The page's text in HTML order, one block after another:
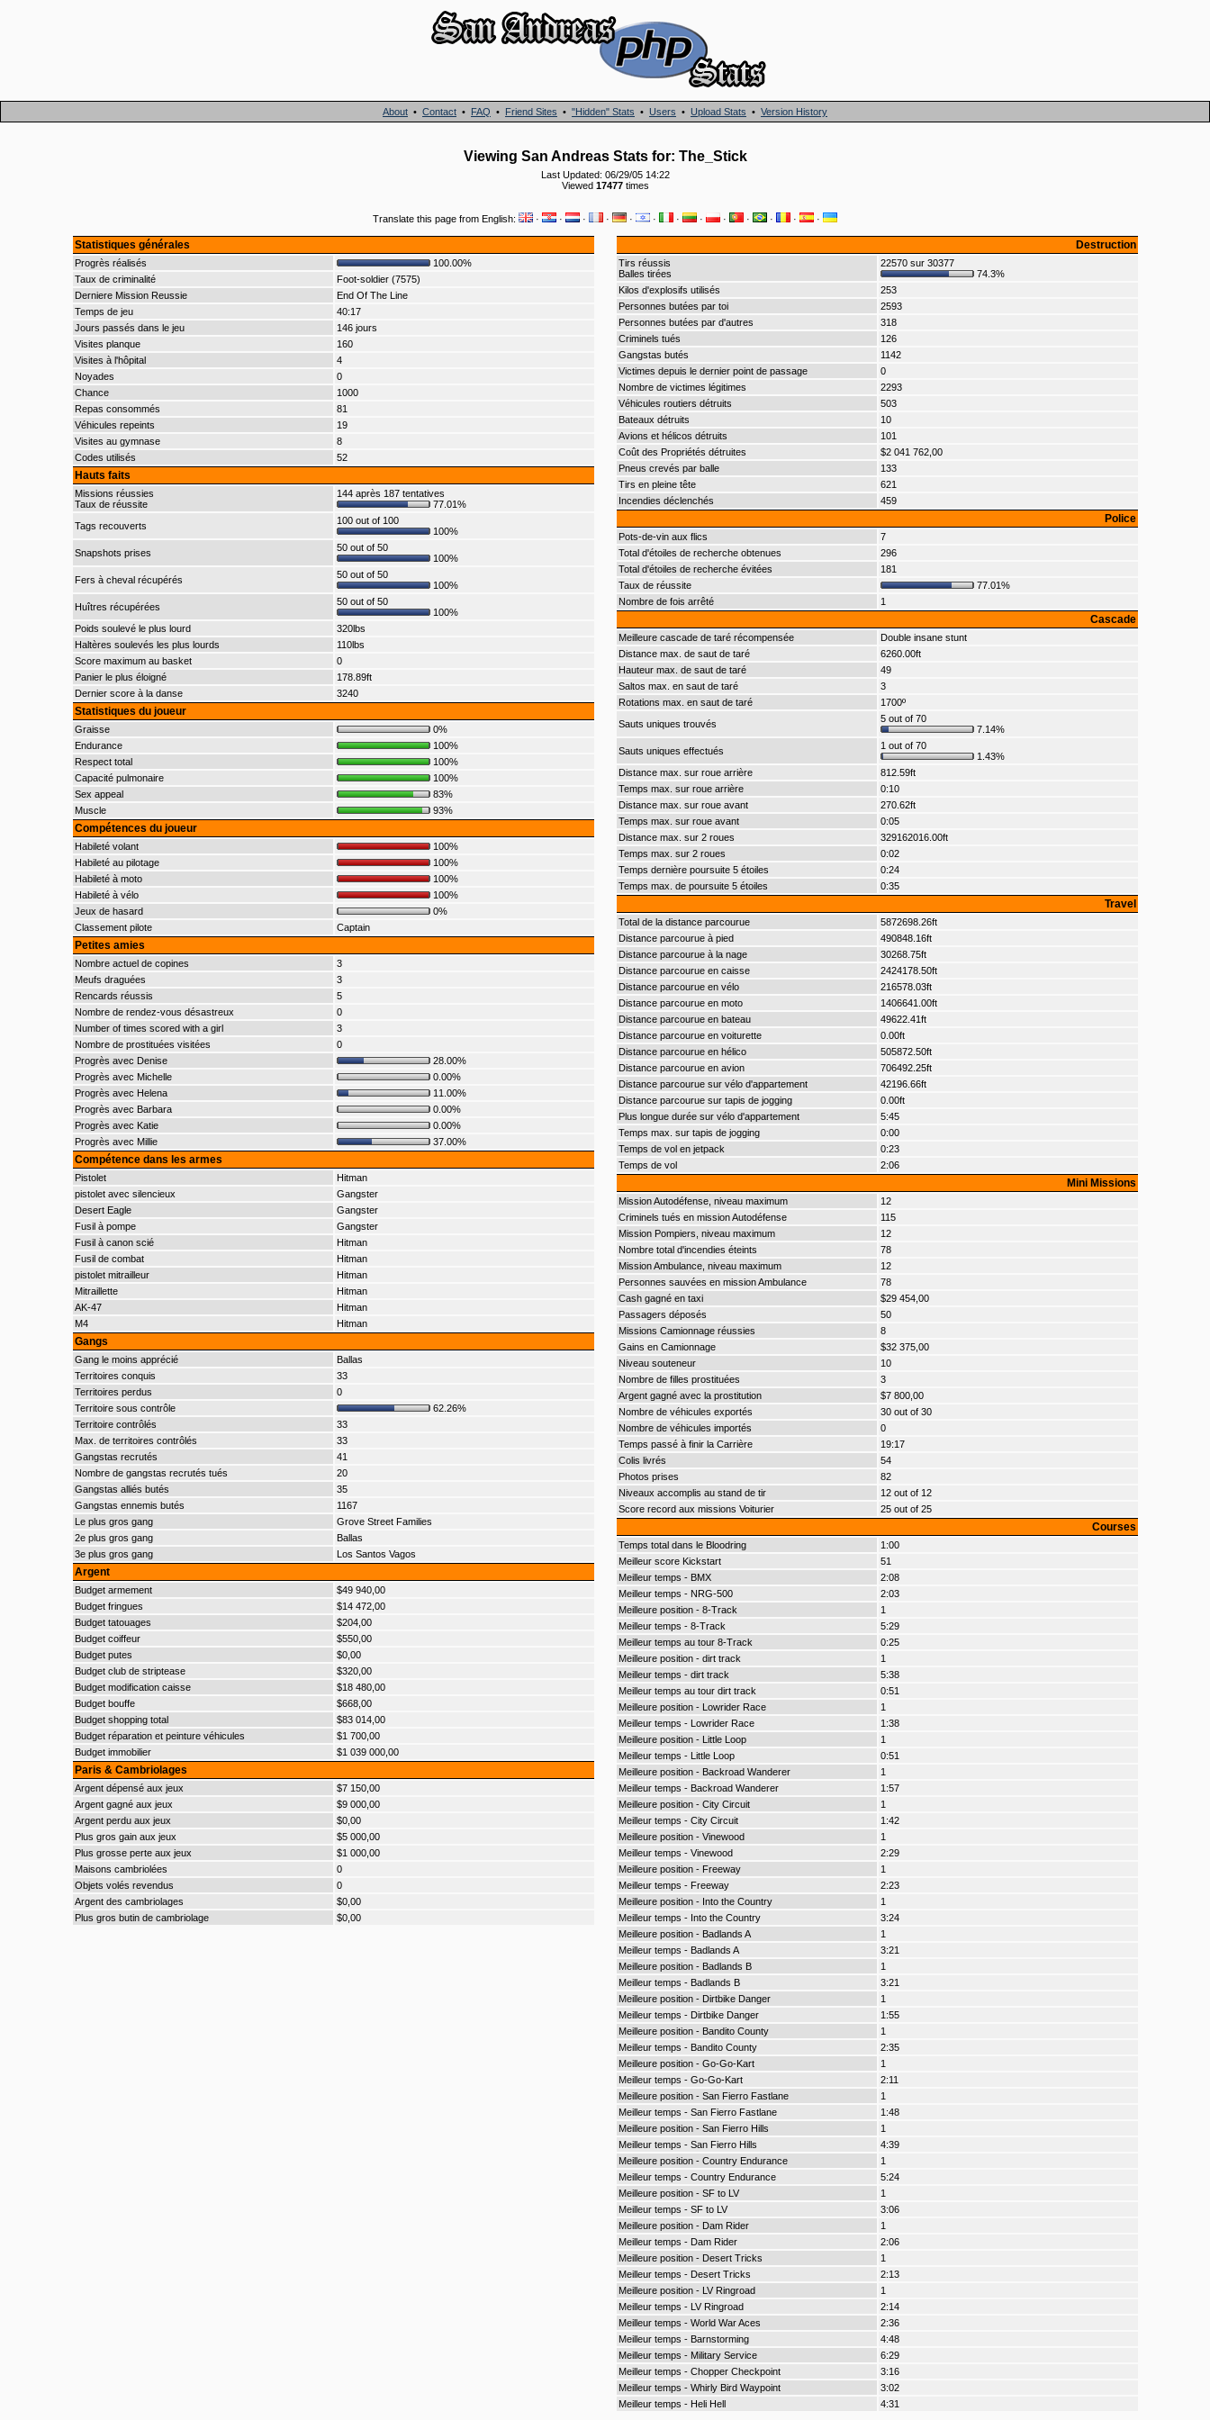
About • Contact • FAQ • Friend Sites • "Hidden" Stats • Users • Upload Stats • Version History
Viewing San Andreas Stats for: The_Stick
Last Updated: 06/29/05 14:22
Viewed 17477times
Translate this page from English: · · · · · · · · · · · · ·
Statistiques générales
Progrès réalisés
100.00%
Taux de criminalité
Foot-soldier (7575)
Derniere Mission Reussie
End Of The Line
Temps de jeu
40:17
Jours passés dans le jeu
146 jours
Visites planque
160
Visites à l'hôpital
4
Noyades
0
Chance
1000
Repas consommés
81
Véhicules repeints
19
Visites au gymnase
8
Codes utilisés
52
Hauts faits
Missions réussies
Taux de réussite
144 après 187 tentatives
77.01%
Tags recouverts
100 out of 100
100%
Snapshots prises
50 out of 50
100%
Fers à cheval récupérés
50 out of 50
100%
Huîtres récupérées
50 out of 50
100%
Poids soulevé le plus lourd
320lbs
Haltères soulevés les plus lourds
110lbs
Score maximum au basket
0
Panier le plus éloigné
178.89ft
Dernier score à la danse
3240
Statistiques du joueur
Graisse
0%
Endurance
100%
Respect total
100%
Capacité pulmonaire
100%
Sex appeal
83%
Muscle
93%
Compétences du joueur
Habileté volant
100%
Habileté au pilotage
100%
Habileté à moto
100%
Habileté à vélo
100%
Jeux de hasard
0%
Classement pilote
Captain
Petites amies
Nombre actuel de copines
3
Meufs draguées
3
Rencards réussis
5
Nombre de rendez-vous désastreux
0
Number of times scored with a girl
3
Nombre de prostituées visitées
0
Progrès avec Denise
28.00%
Progrès avec Michelle
0.00%
Progrès avec Helena
11.00%
Progrès avec Barbara
0.00%
Progrès avec Katie
0.00%
Progrès avec Millie
37.00%
Compétence dans les armes
Pistolet
Hitman
pistolet avec silencieux
Gangster
Desert Eagle
Gangster
Fusil à pompe
Gangster
Fusil à canon scié
Hitman
Fusil de combat
Hitman
pistolet mitrailleur
Hitman
Mitraillette
Hitman
AK-47
Hitman
M4
Hitman
Gangs
Gang le moins apprécié
Ballas
Territoires conquis
33
Territoires perdus
0
Territoire sous contrôle
62.26%
Territoire contrôlés
33
Max. de territoires contrôlés
33
Gangstas recrutés
41
Nombre de gangstas recrutés tués
20
Gangstas alliés butés
35
Gangstas ennemis butés
1167
Le plus gros gang
Grove Street Families
2e plus gros gang
Ballas
3e plus gros gang
Los Santos Vagos
Argent
Budget armement
$49 940,00
Budget fringues
$14 472,00
Budget tatouages
$204,00
Budget coiffeur
$550,00
Budget putes
$0,00
Budget club de striptease
$320,00
Budget modification caisse
$18 480,00
Budget bouffe
$668,00
Budget shopping total
$83 014,00
Budget réparation et peinture véhicules
$1 700,00
Budget immobilier
$1 039 000,00
Paris & Cambriolages
Argent dépensé aux jeux
$7 150,00
Argent gagné aux jeux
$9 000,00
Argent perdu aux jeux
$0,00
Plus gros gain aux jeux
$5 000,00
Plus grosse perte aux jeux
$1 000,00
Maisons cambriolées
0
Objets volés revendus
0
Argent des cambriolages
$0,00
Plus gros butin de cambriolage
$0,00
Destruction
Tirs réussis
Balles tirées
22570 sur 30377
74.3%
Kilos d'explosifs utilisés
253
Personnes butées par toi
2593
Personnes butées par d'autres
318
Criminels tués
126
Gangstas butés
1142
Victimes depuis le dernier point de passage
0
Nombre de victimes légitimes
2293
Véhicules routiers détruits
503
Bateaux détruits
10
Avions et hélicos détruits
101
Coût des Propriétés détruites
$2 041 762,00
Pneus crevés par balle
133
Tirs en pleine tête
621
Incendies déclenchés
459
Police
Pots-de-vin aux flics
7
Total d'étoiles de recherche obtenues
296
Total d'étoiles de recherche évitées
181
Taux de réussite
77.01%
Nombre de fois arrêté
1
Cascade
Meilleure cascade de taré récompensée
Double insane stunt
Distance max. de saut de taré
6260.00ft
Hauteur max. de saut de taré
49
Saltos max. en saut de taré
3
Rotations max. en saut de taré
1700º
Sauts uniques trouvés
5 out of 70
7.14%
Sauts uniques effectués
1 out of 70
1.43%
Distance max. sur roue arrière
812.59ft
Temps max. sur roue arrière
0:10
Distance max. sur roue avant
270.62ft
Temps max. sur roue avant
0:05
Distance max. sur 2 roues
329162016.00ft
Temps max. sur 2 roues
0:02
Temps dernière poursuite 5 étoiles
0:24
Temps max. de poursuite 5 étoiles
0:35
Travel
Total de la distance parcourue
5872698.26ft
Distance parcourue à pied
490848.16ft
Distance parcourue à la nage
30268.75ft
Distance parcourue en caisse
2424178.50ft
Distance parcourue en vélo
216578.03ft
Distance parcourue en moto
1406641.00ft
Distance parcourue en bateau
49622.41ft
Distance parcourue en voiturette
0.00ft
Distance parcourue en hélico
505872.50ft
Distance parcourue en avion
706492.25ft
Distance parcourue sur vélo d'appartement
42196.66ft
Distance parcourue sur tapis de jogging
0.00ft
Plus longue durée sur vélo d'appartement
5:45
Temps max. sur tapis de jogging
0:00
Temps de vol en jetpack
0:23
Temps de vol
2:06
Mini Missions
Mission Autodéfense, niveau maximum
12
Criminels tués en mission Autodéfense
115
Mission Pompiers, niveau maximum
12
Nombre total d'incendies éteints
78
Mission Ambulance, niveau maximum
12
Personnes sauvées en mission Ambulance
78
Cash gagné en taxi
$29 454,00
Passagers déposés
50
Missions Camionnage réussies
8
Gains en Camionnage
$32 375,00
Niveau souteneur
10
Nombre de filles prostituées
3
Argent gagné avec la prostitution
$7 800,00
Nombre de véhicules exportés
30 out of 30
Nombre de véhicules importés
0
Temps passé à finir la Carrière
19:17
Colis livrés
54
Photos prises
82
Niveaux accomplis au stand de tir
12 out of 12
Score record aux missions Voiturier
25 out of 25
Courses
Temps total dans le Bloodring
1:00
Meilleur score Kickstart
51
Meilleur temps - BMX
2:08
Meilleur temps - NRG-500
2:03
Meilleure position - 8-Track
1
Meilleur temps - 8-Track
5:29
Meilleur temps au tour 8-Track
0:25
Meilleure position - dirt track
1
Meilleur temps - dirt track
5:38
Meilleur temps au tour dirt track
0:51
Meilleure position - Lowrider Race
1
Meilleur temps - Lowrider Race
1:38
Meilleure position - Little Loop
1
Meilleur temps - Little Loop
0:51
Meilleure position - Backroad Wanderer
1
Meilleur temps - Backroad Wanderer
1:57
Meilleure position - City Circuit
1
Meilleur temps - City Circuit
1:42
Meilleure position - Vinewood
1
Meilleur temps - Vinewood
2:29
Meilleure position - Freeway
1
Meilleur temps - Freeway
2:23
Meilleure position - Into the Country
1
Meilleur temps - Into the Country
3:24
Meilleure position - Badlands A
1
Meilleur temps - Badlands A
3:21
Meilleure position - Badlands B
1
Meilleur temps - Badlands B
3:21
Meilleure position - Dirtbike Danger
1
Meilleur temps - Dirtbike Danger
1:55
Meilleure position - Bandito County
1
Meilleur temps - Bandito County
2:35
Meilleure position - Go-Go-Kart
1
Meilleur temps - Go-Go-Kart
2:11
Meilleure position - San Fierro Fastlane
1
Meilleur temps - San Fierro Fastlane
1:48
Meilleure position - San Fierro Hills
1
Meilleur temps - San Fierro Hills
4:39
Meilleure position - Country Endurance
1
Meilleur temps - Country Endurance
5:24
Meilleure position - SF to LV
1
Meilleur temps - SF to LV
3:06
Meilleure position - Dam Rider
1
Meilleur temps - Dam Rider
2:06
Meilleure position - Desert Tricks
1
Meilleur temps - Desert Tricks
2:13
Meilleure position - LV Ringroad
1
Meilleur temps - LV Ringroad
2:14
Meilleur temps - World War Aces
2:36
Meilleur temps - Barnstorming
4:48
Meilleur temps - Military Service
6:29
Meilleur temps - Chopper Checkpoint
3:16
Meilleur temps - Whirly Bird Waypoint
3:02
Meilleur temps - Heli Hell
4:31